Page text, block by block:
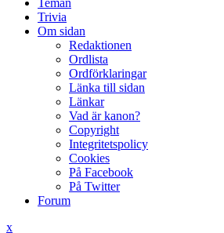
Trivia
Om sidan
Redaktionen
Ordlista
Ordförklaringar
Länka till sidan
Länkar
Vad är kanon?
Copyright
Integritetspolicy
Cookies
På Facebook
På Twitter
Forum
x